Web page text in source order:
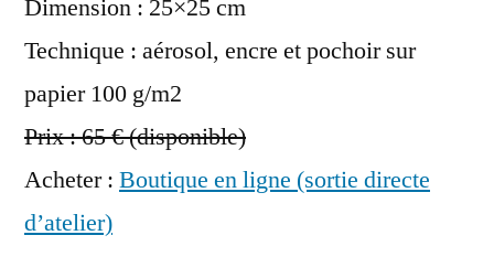
Dimension : 25×25 cm
Technique : aérosol, encre et pochoir sur
papier 100 g/m2
Prix : 65 € (disponible)
Acheter : Boutique en ligne (sortie directe
d’atelier)